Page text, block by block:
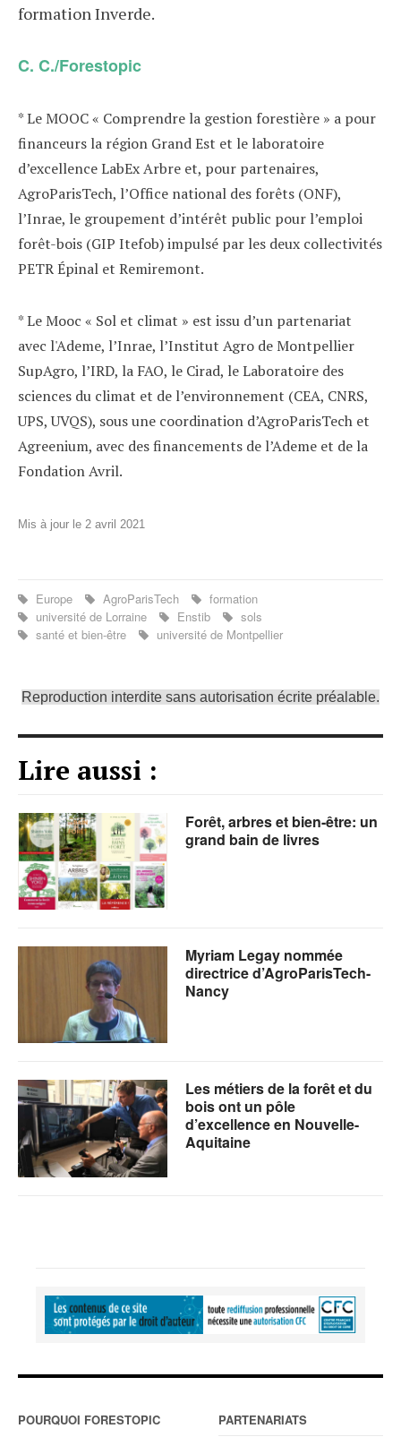
formation Inverde.
C. C./Forestopic
* Le MOOC « Comprendre la gestion forestière » a pour
financeurs la région Grand Est et le laboratoire
d’excellence LabEx Arbre et, pour partenaires,
AgroParisTech, l’Office national des forêts (ONF),
l’Inrae, le groupement d’intérêt public pour l’emploi
forêt-bois (GIP Itefob) impulsé par les deux collectivités
PETR Épinal et Remiremont.
* Le Mooc « Sol et climat » est issu d’un partenariat
avec l'Ademe, l’Inrae, l’Institut Agro de Montpellier
SupAgro, l’IRD, la FAO, le Cirad, le Laboratoire des
sciences du climat et de l’environnement (CEA, CNRS,
UPS, UVQS), sous une coordination d’AgroParisTech et
Agreenium, avec des financements de l’Ademe et de la
Fondation Avril.
Mis à jour le 2 avril 2021
Europe AgroParisTech
formation
université de Lorraine
Enstib
sols
santé et bien-être
université de Montpellier
Reproduction interdite sans autorisation écrite préalable.
Lire aussi :
Forêt, arbres et bien-être: un
grand bain de livres
Myriam Legay nommée
directrice d’AgroParisTech-
Nancy
Les métiers de la forêt et du
bois ont un pôle
d’excellence en Nouvelle-
Aquitaine
POURQUOI FORESTOPIC PARTENARIATS